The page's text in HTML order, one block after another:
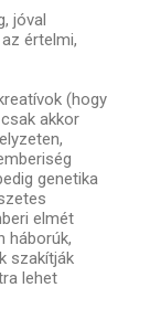
jóval
értelmi,
(hogy
akkor
genetika
elmét
háborúk,
szakítják
lehet